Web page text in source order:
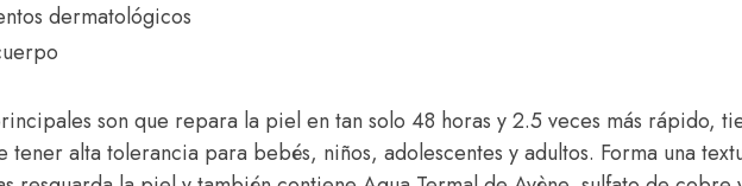
dermatológicos
son que repara la piel en tan solo 48 horas y 2.5 veces más rápido,
tener alta tolerancia para bebés, niños, adolescentes y adultos. Forma una